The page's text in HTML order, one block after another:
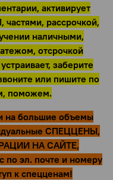
активирует
частями, рассрочкой,
наличными,
отсрочкой
заберите
или пишите по
поможем.
на большие объемы
СПЕЦЦЕНЫ,
НА САЙТЕ,
по эл. почте и номеру
к спецценам!